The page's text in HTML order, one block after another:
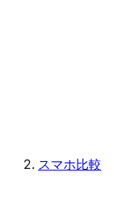
スマホ比較